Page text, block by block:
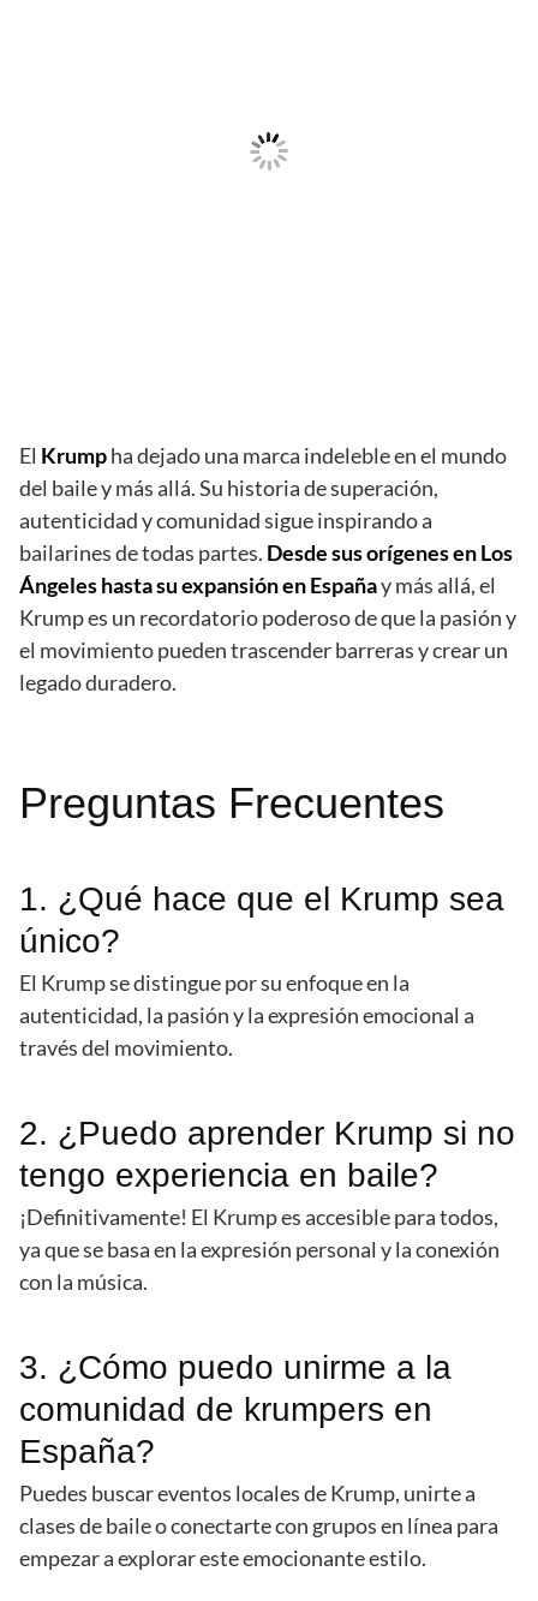
El Krumpha dejado una marca indeleble en el mundo
del baile y más allá. Su historia de superación,
autenticidad y comunidad sigue inspirando a
bailarines de todas partes. Desde sus orígenes en Los
Ángeles hasta su expansión en Españay más allá, el
Krump es un recordatorio poderoso de que la pasión y
el movimiento pueden trascender barreras y crear un
legado duradero.
Preguntas Frecuentes
1. ¿Qué hace que el Krump sea
único?
El Krump se distingue por su enfoque en la
autenticidad, la pasión y la expresión emocional a
través del movimiento.
2. ¿Puedo aprender Krump si no
tengo experiencia en baile?
¡Definitivamente! El Krump es accesible para todos,
ya que se basa en la expresión personal y la conexión
con la música.
3. ¿Cómo puedo unirme a la
comunidad de krumpers en
España?
Puedes buscar eventos locales de Krump, unirte a
clases de baile o conectarte con grupos en línea para
empezar a explorar este emocionante estilo.